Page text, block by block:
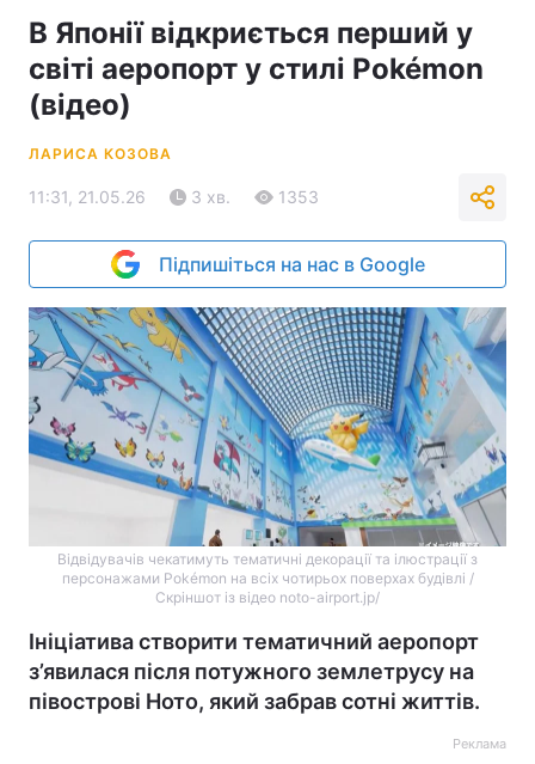
В Японії відкриється перший у
світі аеропорт у стилі Pokémon
(відео)
ЛАРИСА КОЗОВА
11:31, 21.05.26 3 хв. 1353
Підпишіться на нас в Google
Відвідувачів чекатимуть тематичні декорації та ілюстрації з
персонажами Pokémon на всіх чотирьох поверхах будівлі /
Скріншот із відео noto-airport.jp/
Ініціатива створити тематичний аеропорт
з’явилася після потужного землетрусу на
півострові Ното, який забрав сотні життів.
Реклама